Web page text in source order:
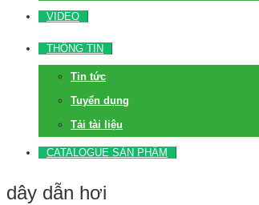
VIDEO
THÔNG TIN
Tin tức
Tuyển dụng
Tải tài liệu
CATALOGUE SẢN PHẨM
dây dẫn hơi